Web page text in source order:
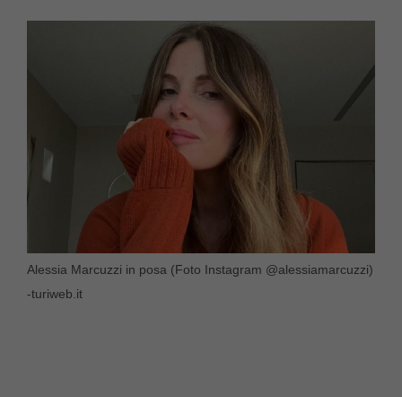
Alessia Marcuzzi in posa (Foto Instagram @alessiamarcuzzi)
-turiweb.it